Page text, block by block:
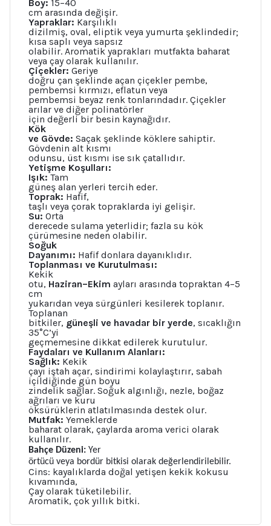
Boy: 15–40
cm arasında değişir.
Yapraklar: Karşılıklı
dizilmiş, oval, eliptik veya yumurta şeklindedir;
kısa saplı veya sapsız
olabilir. Aromatik yaprakları mutfakta baharat
veya çay olarak kullanılır.
Çiçekler: Geriye
doğru çan şeklinde açan çiçekler pembe,
pembemsi kırmızı, eflatun veya
pembemsi beyaz renk tonlarındadır. Çiçekler
arılar ve diğer polinatörler
için değerli bir besin kaynağıdır.
Kök
ve Gövde: Saçak şeklinde köklere sahiptir.
Gövdenin alt kısmı
odunsu, üst kısmı ise sık çatallıdır.
Yetişme Koşulları:
Işık:Tam
güneş alan yerleri tercih eder.
Toprak: Hafif,
taşlı veya çorak topraklarda iyi gelişir.
Su: Orta
derecede sulama yeterlidir; fazla su kök
çürümesine neden olabilir.
Soğuk
Dayanımı: Hafif donlara dayanıklıdır.
Toplanması ve Kurutulması:
Kekik
otu, Haziran–Ekim ayları arasında topraktan 4–5
cm
yukarıdan veya sürgünleri kesilerek toplanır.
Toplanan
bitkiler, güneşli ve havadar bir yerde, sıcaklığın
35°C’yi
geçmemesine dikkat edilerek kurutulur.
Faydaları ve Kullanım Alanları:
Sağlık: Kekik
çayı iştah açar, sindirimi kolaylaştırır, sabah
içildiğinde gün boyu
zindelik sağlar. Soğuk algınlığı, nezle, boğaz
ağrıları ve kuru
öksürüklerin atlatılmasında destek olur.
Mutfak: Yemeklerde
baharat olarak, çaylarda aroma verici olarak
kullanılır.
Bahçe Düzeni: Yer
örtücü veya bordür bitkisi olarak değerlendirilebilir.
Cins: kayalıklarda doğal yetişen kekik kokusu
kıvamında,
Çay olarak tüketilebilir.
Aromatik, çok yıllık bitki.